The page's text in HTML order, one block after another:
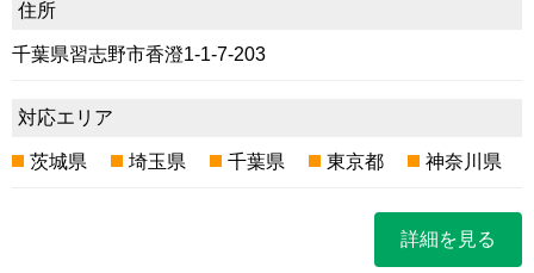
住所
千葉県習志野市香澄1-1-7-203
対応エリア
茨城県 埼玉県 千葉県 東京都 神奈川県
詳細を見る